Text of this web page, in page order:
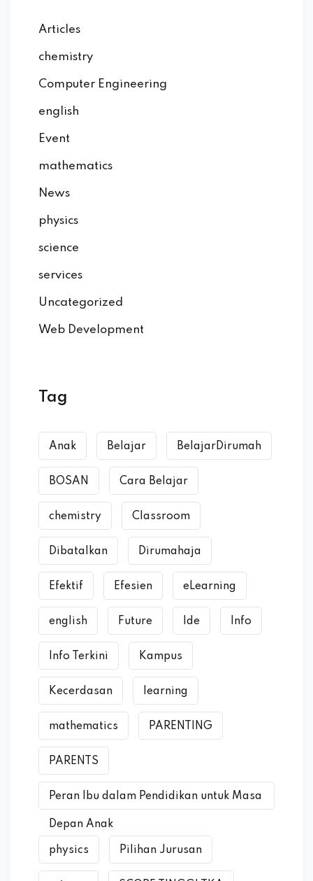
Bimbel yang Tepat
Begitu Sulit?
Universitas?
Terbang
dan Efisien
dari Pergaulan
vs Reward
“Berapa Beratnya?”
Gadget
Articles
chemistry
Computer Engineering
english
Event
mathematics
News
physics
science
services
Uncategorized
Web Development
Tag
Anak Belajar BelajarDirumah
BOSAN Cara Belajar
chemistry Classroom
Dibatalkan Dirumahaja
Efektif Efesien eLearning
english Future Ide Info
Info Terkini Kampus
Kecerdasan learning
mathematics PARENTING
PARENTS
Peran Ibu dalam Pendidikan untuk Masa
Depan Anak
physics Pilihan Jurusan